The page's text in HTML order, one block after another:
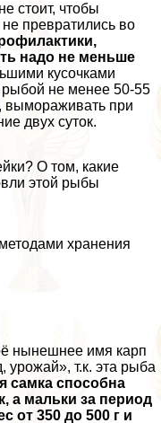
стоит, чтобы
превратились во
надо не меньше
кусочками
рыбой не менее 50-55
вымораживать при
двух суток.
О том, какие
этой рыбы
хранения
нынешнее имя карп
урожай», т.к. эта рыба
самка способна
а мальки за период
от 350 до 500 г и